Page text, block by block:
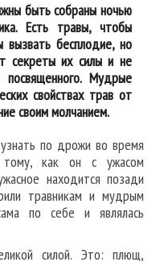
быть собраны ночью
Есть травы, чтобы
вызвать бесплодие, но
секреты их силы и не
Мудрые
свойствах трав от
своим молчанием.
по дрожи во время
тому, как он с ужасом
находится позади
травникам и мудрым
по себе и являлась
силой. Это: плющ,